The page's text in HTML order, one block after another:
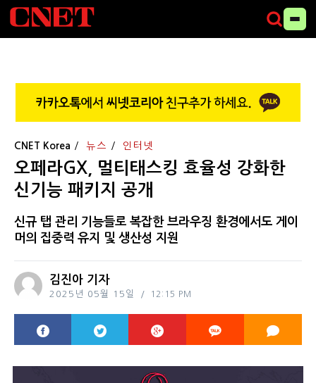
CNET Korea 뉴스 인터넷
오페라GX, 멀티태스킹 효율성 강화한
신기능 패키지 공개
신규 탭 관리 기능들로 복잡한 브라우징 환경에서도 게이
머의 집중력 유지 및 생산성 지원
김진아 기자
2025년 05월 15일 12:15 PM